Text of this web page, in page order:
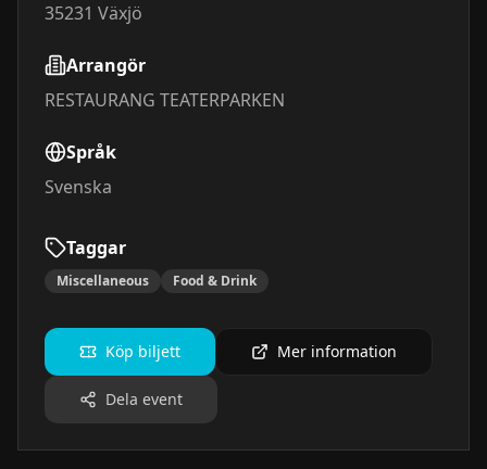
35231 Växjö
Arrangör
RESTAURANG TEATERPARKEN
Språk
Svenska
Taggar
Miscellaneous Food & Drink
Köp biljett Mer information
Dela event